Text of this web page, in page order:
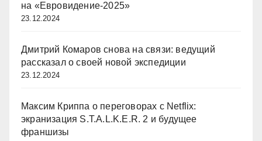
на «Евровидение-2025»
23.12.2024
Дмитрий Комаров снова на связи: ведущий
рассказал о своей новой экспедиции
23.12.2024
Максим Криппа о переговорах с Netflix:
экранизация S.T.A.L.K.E.R. 2 и будущее
франшизы